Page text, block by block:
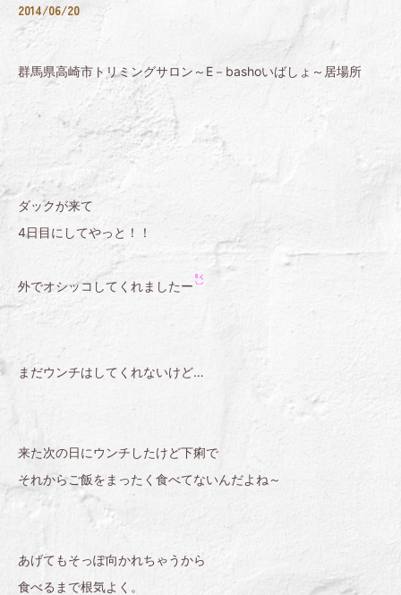
2014/06/20
群馬県高崎市トリミングサロン～E－bashoいばしょ～居場所
ダックが来て
4日目にしてやっと！！
外でオシッコしてくれましたー
まだウンチはしてくれないけど…
来た次の日にウンチしたけど下痢で
それからご飯をまったく食べてないんだよね～
あげてもそっぽ向かれちゃうから
食べるまで根気よく。